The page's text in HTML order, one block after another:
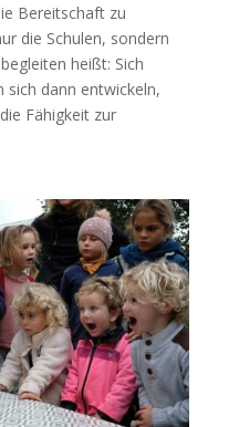
Bereitschaft zu
die Schulen, sondern
heißt: Sich
sich dann entwickeln,
Fähigkeit zur